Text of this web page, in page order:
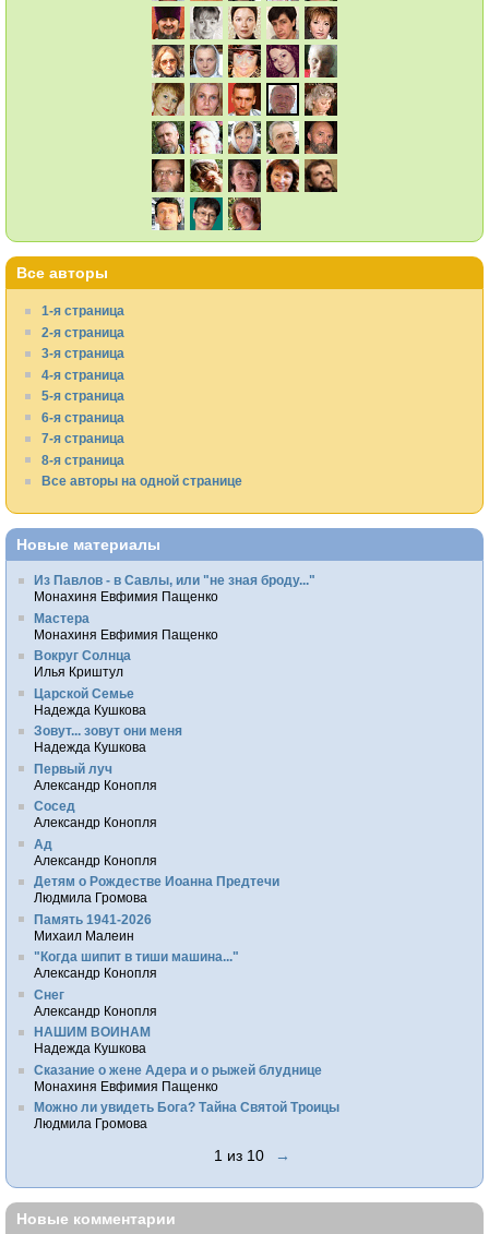
Все авторы
1-я страница
2-я страница
3-я страница
4-я страница
5-я страница
6-я страница
7-я страница
8-я страница
Все авторы на одной странице
Новые материалы
Из Павлов - в Савлы, или "не зная броду..."
Монахиня Евфимия Пащенко
Мастера
Монахиня Евфимия Пащенко
Вокруг Солнца
Илья Криштул
Царской Семье
Надежда Кушкова
Зовут... зовут они меня
Надежда Кушкова
Первый луч
Александр Конопля
Сосед
Александр Конопля
Ад
Александр Конопля
Детям о Рождестве Иоанна Предтечи
Людмила Громова
Память 1941-2026
Михаил Малеин
"Когда шипит в тиши машина..."
Александр Конопля
Снег
Александр Конопля
НАШИМ ВОИНАМ
Надежда Кушкова
Сказание о жене Адера и о рыжей блуднице
Монахиня Евфимия Пащенко
Можно ли увидеть Бога? Тайна Святой Троицы
Людмила Громова
1 из 10 →
Новые комментарии